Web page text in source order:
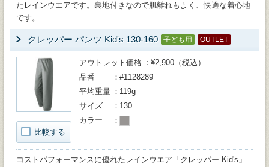
たレインウエアです。裏地付きなので肌離れもよく、快適な着心地
です。
クレッパー パンツ Kid's 130-160 子ども用 OUTLET
比較する
アウトレット価格
¥2,900（税込）
品番
#1128289
平均重量
119g
サイズ
130
カラー
コストパフォーマンスに優れたレインウエア「クレッパー Kid's」